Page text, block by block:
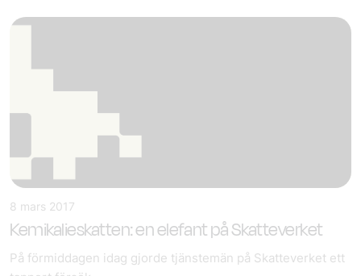
8 mars 2017
Kemikalieskatten: en elefant på Skatteverket
På förmiddagen idag gjorde tjänstemän på Skatteverket ett